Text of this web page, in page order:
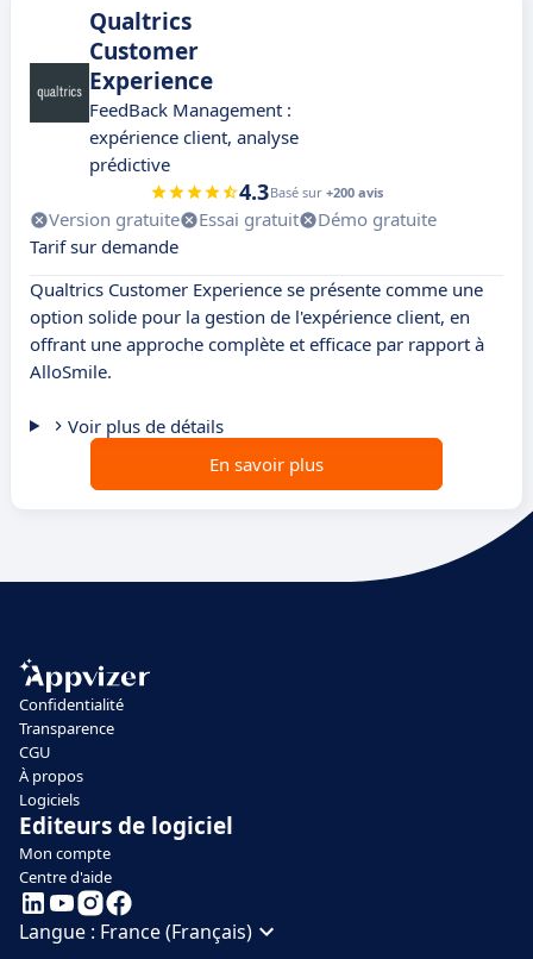
Qualtrics
Customer
Experience
FeedBack Management :
expérience client, analyse
prédictive
4.3Basé sur +200 avis
Version gratuite Essai gratuit
Démo gratuite
Tarif sur demande
Qualtrics Customer Experience se présente comme une
option solide pour la gestion de l'expérience client, en
offrant une approche complète et efficace par rapport à
AlloSmile.
Voir plus de détails
En savoir plus
Confidentialité
Transparence
CGU
À propos
Logiciels
Editeurs de logiciel
Mon compte
Centre d'aide
Langue : France (Français)